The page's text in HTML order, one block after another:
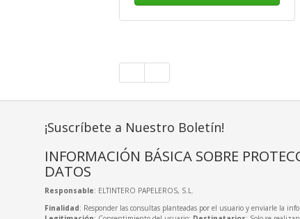
¡Suscríbete a Nuestro Boletín!
INFORMACIÓN BÁSICA SOBRE
DATOS
Responsable: ELTINTERO PAPELEROS, S.L.
Finalidad: Responder las consultas planteadas por el usuario y enviarle la